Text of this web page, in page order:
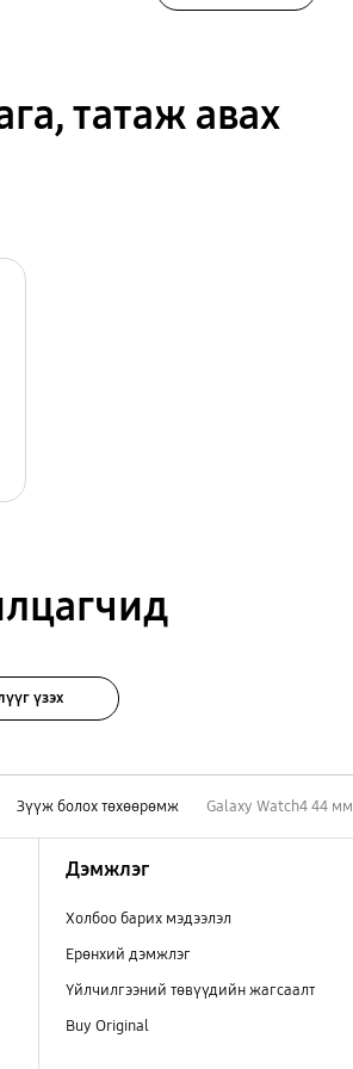
татаж авах
үзэх
Зүүж болох төхөөрөмж Galaxy Watch4 44 мм
Дэмжлэг
Холбоо барих мэдээлэл
Ерөнхий дэмжлэг
Үйлчилгээний төвүүдийн жагсаалт
Buy Original